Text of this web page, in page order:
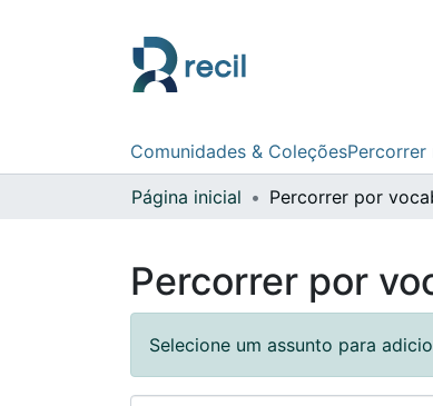
Comunidades & Coleções
Página inicial
Percorrer por
Selecione um assunto para